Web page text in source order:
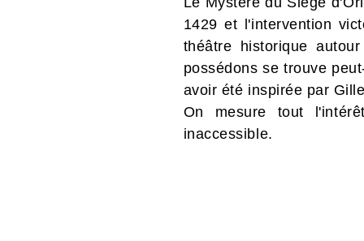
1429 et l'intervention
théâtre historique
possédons se trouve
avoir été inspirée par
On mesure tout
inaccessible.